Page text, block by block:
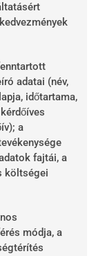
adatai (név,
időtartama,
a
fajtái, a
költségei
módja, a